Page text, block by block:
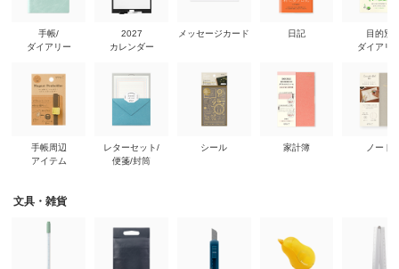
手帳/
ダイアリー
手帳周辺
アイテム
2027
カレンダー
レターセット/
便箋/封筒
メッセージカード
シール
日記
家計簿
目的別
ダイアリ
ノート
文具・雑貨